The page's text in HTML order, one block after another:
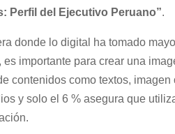
Perfil del Ejecutivo Peruano”.
donde lo digital ha tomado
es importante para crear una
contenidos como textos,
y solo el 6 % asegura que